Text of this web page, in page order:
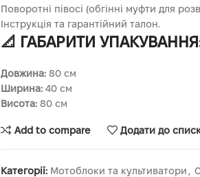
Поворотні півосі (обгінні муфти для
Інструкція та гарантійний талон.
📐 ГАБАРИТИ
Довжина: 80 см
Ширина: 40 см
Висота: 80 см
Add to compare Додати до
Категорії: Мотоблоки та культиватори ,